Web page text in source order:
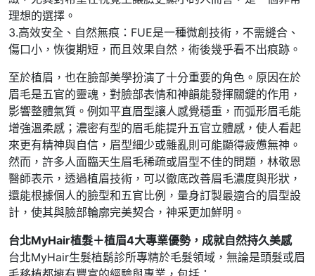
理想的選擇。
3.高效安全、自然無痕：FUE是一種微創技術，不需縫合、
傷口小，恢復期短，而且效果自然，術後幾乎看不出痕跡。
至於植眉，也在臉部美學扮演了十分重要的角色。原因在於
眉毛是五官的靈魂，對臉部表情和神韻能發揮關鍵的作用，
影響整體氣質。例如平直眉型讓人感覺穩重，而弧形眉毛能
增強溫柔感；濃密有型的眉毛能提升五官立體感，使人看起
來更有精神與自信，眉型細少或雜亂則可能顯得疲憊無神。
然而，許多人面臨天生眉毛稀疏或眉型不佳的問題，林敬恩
醫師表示，透過植眉技術，可以徹底改善眉毛濃度與形狀，
還能根據個人的臉型和五官比例，量身訂製最適合的眉型設
計，使其與臉部輪廓完美契合，神采更加鮮明。
台北MyHair植髮＋植眉4大專業優勢，成就自然持久美感
台北MyHair生髮植鬍診所專精於毛髮領域，無論是頭髮或眉